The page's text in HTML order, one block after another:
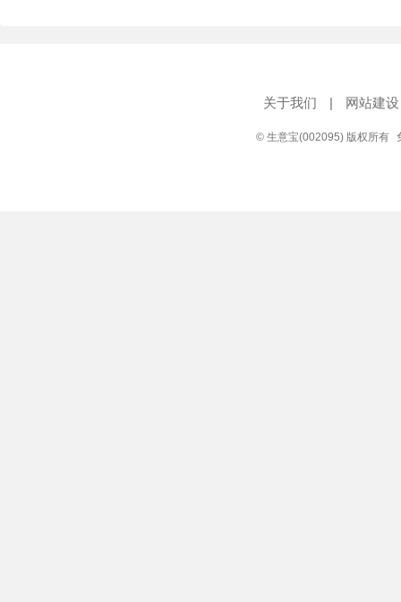
关于我们 | 网站建设
© 生意宝(002095) 版权所有